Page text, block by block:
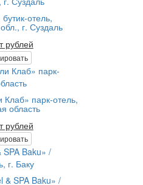
отель,
г. Суздаль
рублей
парк-отель,
область
рублей
& SPA Baku» /